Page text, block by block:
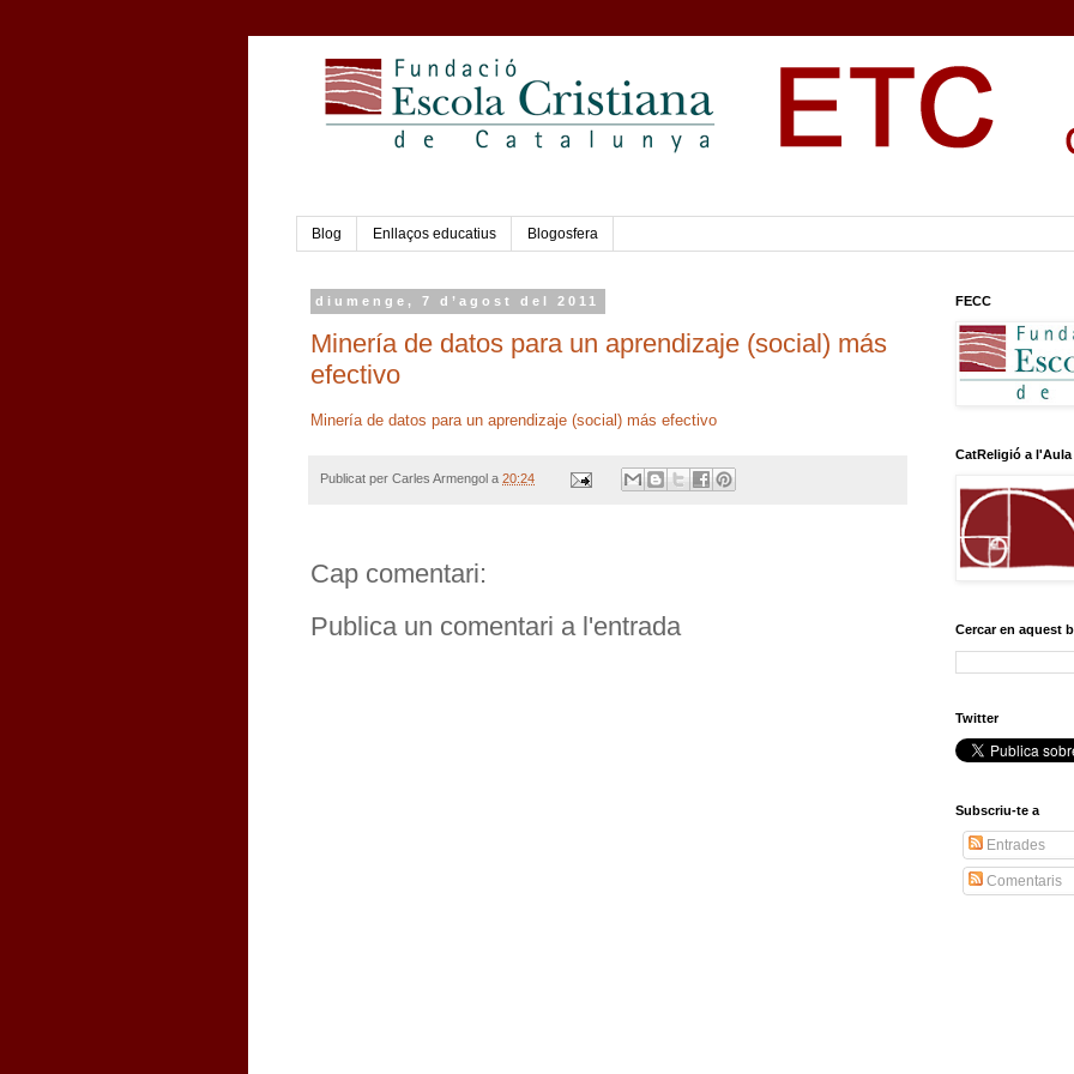
Blog Enllaços educatius Blogosfera
diumenge, 7 d’agost del 2011
Minería de datos para un aprendizaje (social) más
efectivo
Minería de datos para un aprendizaje (social) más efectivo
Publicat per Carles Armengol a 20:24
Cap comentari:
Publica un comentari a l'entrada
FECC
CatReligió a l'Aula
Cercar en aquest
Twitter
Subscriu-te a
Entrades
Comentaris